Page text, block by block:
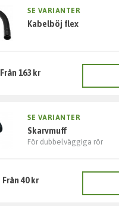
SE VARIANTER
kabelböj flex
Från 163 kr
SE VARIANTER
skarvmuff
För dubbelväggiga rör
Från 40 kr